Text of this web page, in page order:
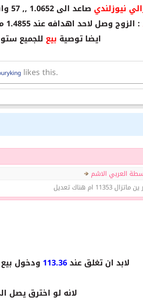
نيوزلندي صاعد الى 1.0652 ,, 57 وانصح بشده
: الزوج وصل لاحد اهدافه عند 1.4855 متبقي له هدف عند 1.4894 واكيد يصعد له
ايضا توصية بيع للجميع
likes this.
العربي الاشم
ام هناك تعديل
لابد ان تغلق عند113.36 ودخول
لانه لو اخترق يصل الى